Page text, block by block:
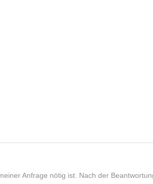
Anfrage nötig ist. Nach der